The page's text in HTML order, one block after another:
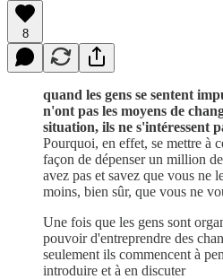
8
quand les gens se sentent
n'ont pas les moyens de
situation, ils ne s'intéressent
Pourquoi, en effet, se mettre à
façon de dépenser un million
avez pas et savez que vous ne
moins, bien sûr, que vous ne
Une fois que les gens sont
pouvoir d'entreprendre des
seulement ils commencent à
introduire et à en discuter